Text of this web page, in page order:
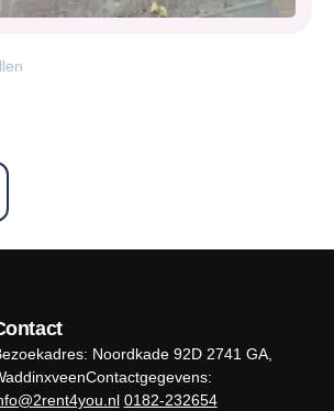
Noordkade 92D 2741 GA,
0182-232654